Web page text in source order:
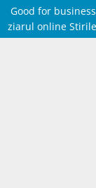
Good for
ziarul online